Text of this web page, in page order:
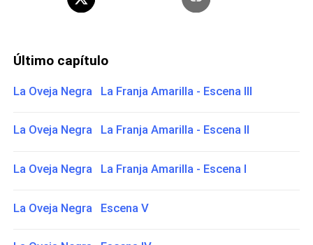
Último capítulo
La Oveja Negra La Franja Amarilla - Escena III
La Oveja Negra La Franja Amarilla - Escena II
La Oveja Negra La Franja Amarilla - Escena I
La Oveja Negra Escena V